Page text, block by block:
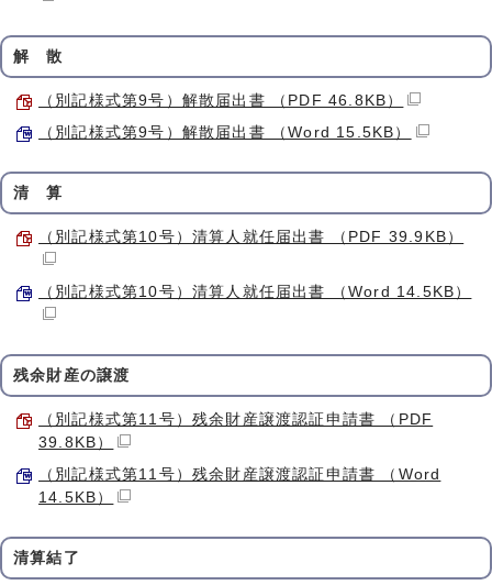
解 散
（別記様式第9号）解散届出書 （PDF 46.8KB）
（別記様式第9号）解散届出書 （Word 15.5KB）
清 算
（別記様式第10号）清算人就任届出書 （PDF 39.9KB）
（別記様式第10号）清算人就任届出書 （Word 14.5KB）
残余財産の譲渡
（別記様式第11号）残余財産譲渡認証申請書 （PDF
39.8KB）
（別記様式第11号）残余財産譲渡認証申請書 （Word
14.5KB）
清算結了